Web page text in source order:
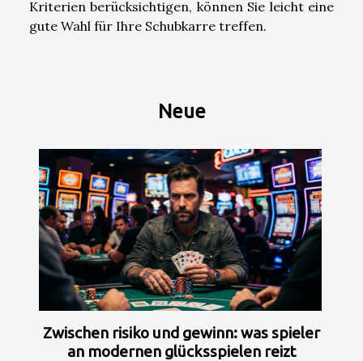
Kriterien berücksichtigen, können Sie leicht eine
gute Wahl für Ihre Schubkarre treffen.
Neue
Zwischen risiko und gewinn: was spieler
an modernen glücksspielen reizt